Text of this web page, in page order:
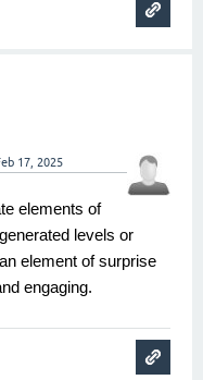
17, 2025
elements of
levels or
element of surprise
engaging.